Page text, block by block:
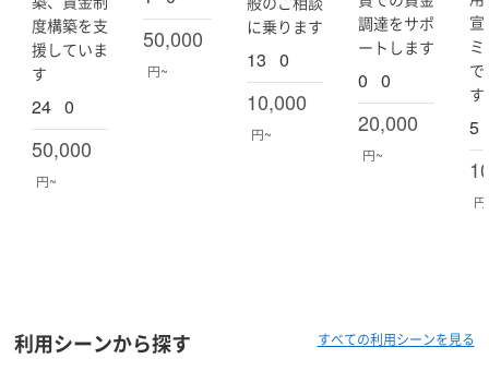
度構築を支
援していま
す
24 0
50,000
円~
50,000
円~
に乗ります
13 0
10,000
円~
調達をサポ
ートします
0 0
20,000
円~
す
5
利用シーンから探す すべての利用シーンを見る